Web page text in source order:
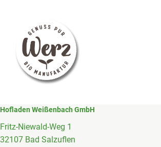
Hofladen Weißenbach GmbH
Fritz-Niewald-Weg 1
32107 Bad Salzuflen